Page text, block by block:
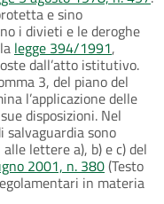
e sino
i divieti e le deroghe
legge 394/1991,
dall’atto istitutivo.
3, del piano del
l’applicazione delle
disposizioni. Nel
salvaguardia sono
lettere a), b) e c) del
2001, n. 380(Testo
in materia